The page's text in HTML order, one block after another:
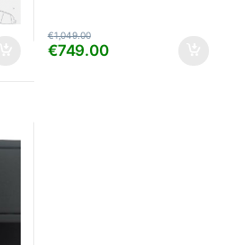
€749.00
€1,049.00